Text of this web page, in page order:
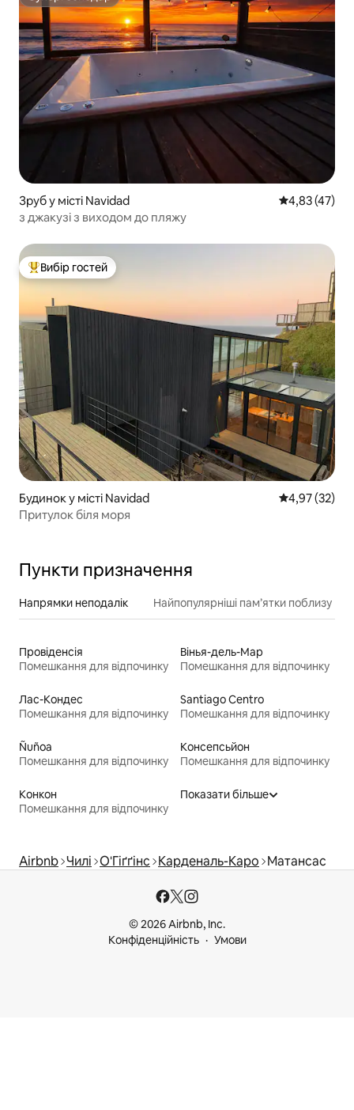
Зруб у місті Navidad Середня
4,83 (47)
з джакузі з виходом до пляжу
Топ вибір гостей
Вибір гостей
Будинок у місті Navidad Середня
4,97 (32)
Притулок біля моря
Пункти призначення
Напрямки неподалік Найпопулярніші пам’ятки поблизу
Провіденсія
Помешкання для відпочинку
Вінья-дель-Мар
Помешкання для відпочинку
Лас-Кондес
Помешкання для відпочинку
Santiago Centro
Помешкання для відпочинку
Ñuñoa
Помешкання для відпочинку
Консепсьйон
Помешкання для відпочинку
Конкон
Помешкання для відпочинку
Показати більше
Airbnb Чилі О'Гіґґінс Карденаль-Каро Матансас
© 2026 Airbnb, Inc.
Конфіденційність
Умови